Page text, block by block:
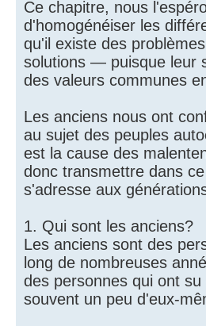
Ce chapitre, nous
d'homogénéiser les
qu'il existe des
solutions — puisque leur
des valeurs communes
Les anciens nous ont
au sujet des peuples
est la cause des
donc transmettre dans
s'adresse aux
1. Qui sont les anciens?
Les anciens sont des
long de nombreuses
des personnes qui ont
souvent un peu d'eux-